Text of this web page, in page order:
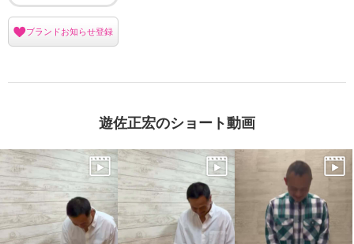
ブランドお知らせ登録
遊佐正宏のショート動画